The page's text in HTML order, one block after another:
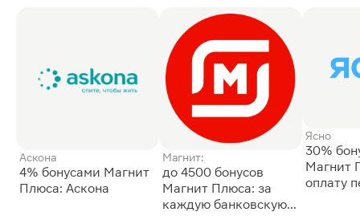
Аскона
4% бонусами Магнит
Плюса: Аскона
Магнит:
до 4500 бонусов
Магнит Плюса: за
каждую банковскую
Ясно
30%
Магнит
оплату